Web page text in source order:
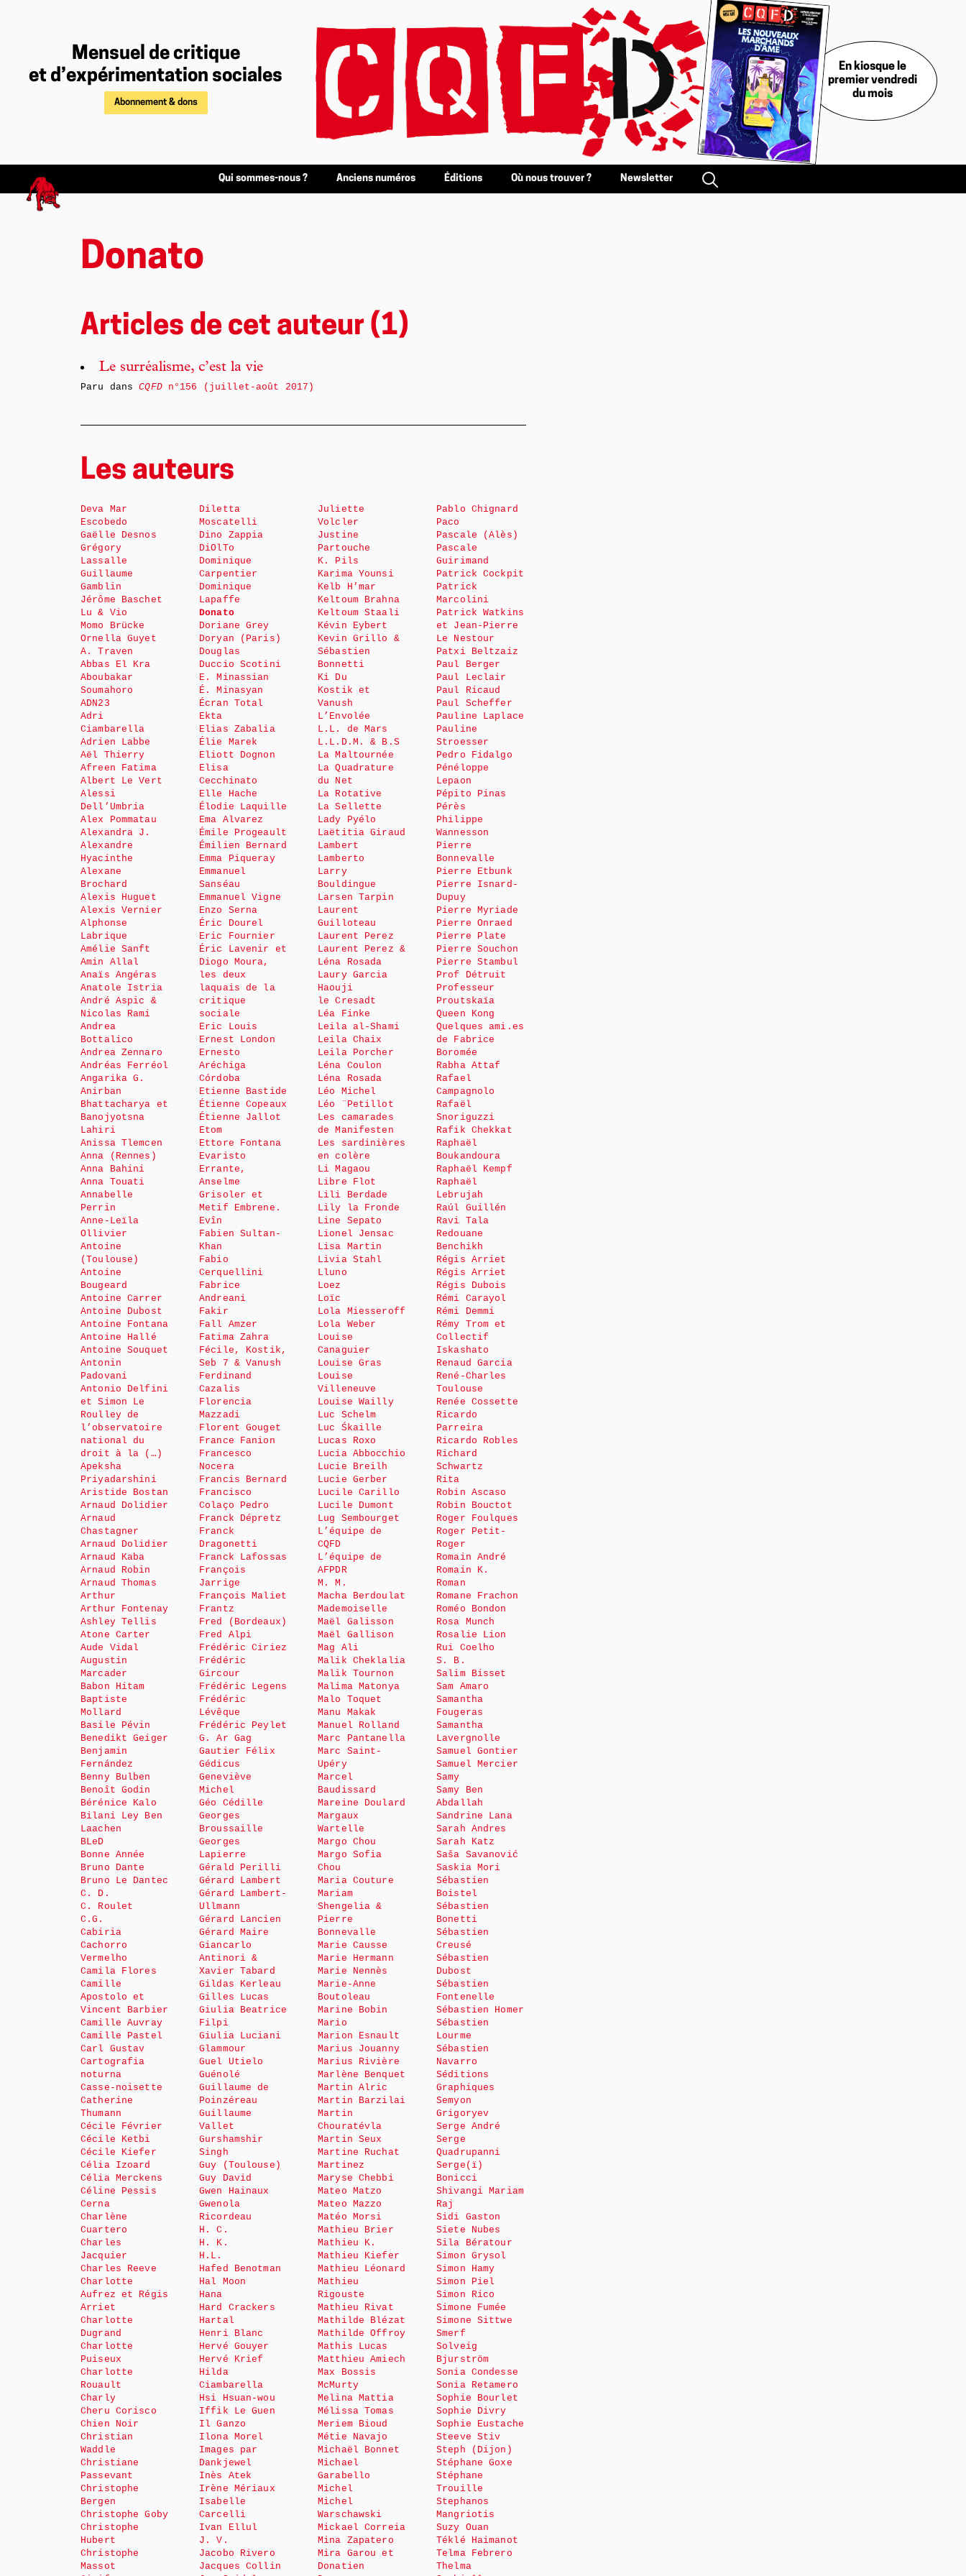
Mensuel de critique
et d’expérimentation sociales
Abonnement & dons
En kiosque le
premier vendredi
du mois
Qui sommes-nous ? Anciens numéros Éditions Où nous trouver ? Newsletter
Donato
Articles de cet auteur (1)
Le surréalisme, c’est la vie
Paru dansCQFDn°156 (juillet-août 2017)
Les auteurs
Deva Mar
Escobedo
Gaëlle Desnos
Grégory
Lassalle
Guillaume
Gamblin
Jérôme Baschet
Lu & Vio
Momo Brücke
Ornella Guyet
A. Traven
Abbas El Kra
Aboubakar
Soumahoro
ADN23
Adri
Ciambarella
Adrien Labbe
Aël Thierry
Afreen Fatima
Albert Le Vert
Alessi
Dell’Umbria
Alex Pommatau
Alexandra J.
Alexandre
Hyacinthe
Alexane
Brochard
Alexis Huguet
Alexis Vernier
Alphonse
Labrique
Amélie Sanft
Amin Allal
Anaïs Angéras
Anatole Istria
André Aspic &
Nicolas Rami
Andrea
Bottalico
Andrea Zennaro
Andréas Ferréol
Angarika G.
Anirban
Bhattacharya et
Banojyotsna
Lahiri
Anissa Tlemcen
Anna (Rennes)
Anna Bahini
Anna Touati
Annabelle
Perrin
Anne-Leïla
Ollivier
Antoine
(Toulouse)
Antoine
Bougeard
Antoine Carrer
Antoine Dubost
Antoine Fontana
Antoine Hallé
Antoine Souquet
Antonin
Padovani
Antonio Delfini
et Simon Le
Roulley de
l’observatoire
national du
droit à la (…)
Apeksha
Priyadarshini
Aristide Bostan
Arnaud Dolidier
Arnaud
Chastagner
Arnaud Dolidier
Arnaud Kaba
Arnaud Robin
Arnaud Thomas
Arthur
Arthur Fontenay
Ashley Tellis
Atone Carter
Aude Vidal
Augustin
Marcader
Babon Hitam
Baptiste
Mollard
Basile Pévin
Benedikt Geiger
Benjamin
Fernández
Benny Bulben
Benoît Godin
Bérénice Kalo
Bilani Ley Ben
Laachen
BLeD
Bonne Année
Bruno Dante
Bruno Le Dantec
C. D.
C. Roulet
C.G.
Cabiria
Cachorro
Vermelho
Camila Flores
Camille
Apostolo et
Vincent Barbier
Camille Auvray
Camille Pastel
Carl Gustav
Cartografia
noturna
Casse-noisette
Catherine
Thumann
Cécile Février
Cécile Ketbi
Cécile Kiefer
Célia Izoard
Célia Merckens
Céline Pessis
Cerna
Charlène
Cuartero
Charles
Jacquier
Charles Reeve
Charlotte
Aufrez et Régis
Arriet
Charlotte
Dugrand
Charlotte
Puiseux
Charlotte
Rouault
Charly
Cheru Corisco
Chien Noir
Christian
Waddle
Christiane
Passevant
Christophe
Bergen
Christophe Goby
Christophe
Hubert
Christophe
Massot
Diletta
Moscatelli
Dino Zappia
DiOlTo
Dominique
Carpentier
Dominique
Lapaffe
Donato
Doriane Grey
Doryan (Paris)
Douglas
Duccio Scotini
E. Minassian
É. Minasyan
Écran Total
Ekta
Elias Zabalia
Élie Marek
Eliott Dognon
Elisa
Cecchinato
Elle Hache
Élodie Laquille
Ema Alvarez
Émile Progeault
Émilien Bernard
Emma Piqueray
Emmanuel
Sanséau
Emmanuel Vigne
Enzo Serna
Éric Dourel
Eric Fournier
Éric Lavenir et
Diogo Moura,
les deux
laquais de la
critique
sociale
Eric Louis
Ernest London
Ernesto
Aréchiga
Córdoba
Etienne Bastide
Étienne Copeaux
Étienne Jallot
Etom
Ettore Fontana
Evaristo
Errante,
Anselme
Grisoler et
Metif Embrene.
Evîn
Fabien Sultan-
Khan
Fabio
Cerquellini
Fabrice
Andreani
Fakir
Fall Amzer
Fatima Zahra
Fécile, Kostik,
Seb 7 & Vanush
Ferdinand
Cazalis
Florencia
Mazzadi
Florent Gouget
France Fanion
Francesco
Nocera
Francis Bernard
Francisco
Colaço Pedro
Franck Dépretz
Franck
Dragonetti
Franck Lafossas
François
Jarrige
François Maliet
Frantz
Fred (Bordeaux)
Fred Alpi
Frédéric Ciriez
Frédéric
Gircour
Frédéric Legens
Frédéric
Lévêque
Frédéric Peylet
G. Ar Gag
Gautier Félix
Gédicus
Geneviève
Michel
Géo Cédille
Georges
Broussaille
Georges
Lapierre
Gérald Perilli
Gérard Lambert
Gérard Lambert-
Ullmann
Gérard Lancien
Gérard Maire
Giancarlo
Antinori &
Xavier Tabard
Gildas Kerleau
Gilles Lucas
Giulia Beatrice
Filpi
Giulia Luciani
Glammour
Guel Utielo
Guénolé
Guillaume de
Poinzéreau
Guillaume
Vallet
Gurshamshir
Singh
Guy (Toulouse)
Guy David
Gwen Hainaux
Gwenola
Ricordeau
H. C.
H. K.
H.L.
Hafed Benotman
Hal Moon
Hana
Hard Crackers
Hartal
Henri Blanc
Hervé Gouyer
Hervé Krief
Hilda
Ciambarella
Hsi Hsuan-wou
Iffik Le Guen
Il Ganzo
Ilona Morel
Images par
Dankjewel
Inès Atek
Irène Mériaux
Isabelle
Carcelli
Ivan Ellul
J. V.
Jacobo Rivero
Jacques Collin
Juliette
Volcler
Justine
Partouche
K. Pils
Karima Younsi
Kelb H’mar
Keltoum Brahna
Keltoum Staali
Kévin Eybert
Kevin Grillo &
Sébastien
Bonnetti
Ki Du
Kostik et
Vanush
L’Envolée
L.L. de Mars
L.L.D.M. & B.S
La Maltournée
La Quadrature
du Net
La Rotative
La Sellette
Lady Pyélo
Laëtitia Giraud
Lambert
Lamberto
Larry
Bouldingue
Larsen Tarpin
Laurent
Guilloteau
Laurent Perez
Laurent Perez &
Léna Rosada
Laury Garcia
Haouji
le Cresadt
Léa Finke
Leila al-Shami
Leila Chaix
Leila Porcher
Léna Coulon
Léna Rosada
Léo Michel
Léo ¨Petillot
Les camarades
de Manifesten
Les sardinières
en colère
Li Magaou
Libre Flot
Lili Berdade
Lily la Fronde
Line Sepato
Lionel Jensac
Lisa Martin
Livia Stahl
Lluno
Loez
Loïc
Lola Miesseroff
Lola Weber
Louise
Canaguier
Louise Gras
Louise
Villeneuve
Louise Wailly
Luc Schelm
Luc Śkaille
Lucas Roxo
Lucia Abbocchio
Lucie Breilh
Lucie Gerber
Lucile Carillo
Lucile Dumont
Lug Sembourget
L’équipe de
CQFD
L’équipe de
AFPDR
M. M.
Macha Berdoulat
Mademoiselle
Maël Galisson
Maël Gallison
Mag Ali
Malik Cheklalia
Malik Tournon
Malima Matonya
Malo Toquet
Manu Makak
Manuel Rolland
Marc Pantanella
Marc Saint-
Upéry
Marcel
Baudissard
Mareine Doulard
Margaux
Wartelle
Margo Chou
Margo Sofia
Chou
Maria Couture
Mariam
Shengelia &
Pierre
Bonnevalle
Marie Causse
Marie Hermann
Marie Nennès
Marie-Anne
Boutoleau
Marine Bobin
Mario
Marion Esnault
Marius Jouanny
Marius Rivière
Marlène Benquet
Martin Alric
Martin Barzilai
Martin
Chouratévla
Martin Seux
Martine Ruchat
Martinez
Maryse Chebbi
Mateo Matzo
Mateo Mazzo
Matéo Morsi
Mathieu Brier
Mathieu K.
Mathieu Kiefer
Mathieu Léonard
Mathieu
Rigouste
Mathieu Rivat
Mathilde Blézat
Mathilde Offroy
Mathis Lucas
Matthieu Amiech
Max Bossis
McMurty
Melina Mattia
Mélissa Tomas
Meriem Bioud
Métie Navajo
Michaël Bonnet
Michael
Garabello
Michel
Michel
Warschawski
Mickael Correia
Mina Zapatero
Mira Garou et
Donatien
Pablo Chignard
Paco
Pascale (Alès)
Pascale
Guirimand
Patrick Cockpit
Patrick
Marcolini
Patrick Watkins
et Jean-Pierre
Le Nestour
Patxi Beltzaiz
Paul Berger
Paul Leclair
Paul Ricaud
Paul Scheffer
Pauline Laplace
Pauline
Stroesser
Pedro Fidalgo
Pénéloppe
Lepaon
Pépito Pinas
Pérès
Philippe
Wannesson
Pierre
Bonnevalle
Pierre Etbunk
Pierre Isnard-
Dupuy
Pierre Myriade
Pierre Onraed
Pierre Plate
Pierre Souchon
Pierre Stambul
Prof Détruit
Professeur
Proutskaïa
Queen Kong
Quelques ami.es
de Fabrice
Boromée
Rabha Attaf
Rafael
Campagnolo
Rafaël
Snoriguzzi
Rafik Chekkat
Raphaël
Boukandoura
Raphaël Kempf
Raphaël
Lebrujah
Raúl Guillén
Ravi Tala
Redouane
Benchikh
Régis Arriet
Régis Arriet
Régis Dubois
Rémi Carayol
Rémi Demmi
Rémy Trom et
Collectif
Iskashato
Renaud Garcia
René-Charles
Toulouse
Renée Cossette
Ricardo
Parreira
Ricardo Robles
Richard
Schwartz
Rita
Robin Ascaso
Robin Bouctot
Roger Foulques
Roger Petit-
Roger
Romain André
Romain K.
Roman
Romane Frachon
Roméo Bondon
Rosa Munch
Rosalie Lion
Rui Coelho
S. B.
Salim Bisset
Sam Amaro
Samantha
Fougeras
Samantha
Lavergnolle
Samuel Gontier
Samuel Mercier
Samy
Samy Ben
Abdallah
Sandrine Lana
Sarah Andres
Sarah Katz
Saša Savanović
Saskia Mori
Sébastien
Boistel
Sébastien
Bonetti
Sébastien
Creusé
Sébastien
Dubost
Sébastien
Fontenelle
Sébastien Homer
Sébastien
Lourme
Sébastien
Navarro
Séditions
Graphiques
Semyon
Grigoryev
Serge André
Serge
Quadrupanni
Serge(ï)
Bonicci
Shivangi Mariam
Raj
Sidi Gaston
Siete Nubes
Sila Bératour
Simon Grysol
Simon Hamy
Simon Piel
Simon Rico
Simone Fumée
Simone Sittwe
Smerf
Solveig
Bjurström
Sonia Condesse
Sonia Retamero
Sophie Bourlet
Sophie Divry
Sophie Eustache
Steeve Stiv
Steph (Dijon)
Stéphane Goxe
Stéphane
Trouille
Stephanos
Mangriotis
Suzy Ouan
Téklé Haimanot
Telma Febrero
Thelma